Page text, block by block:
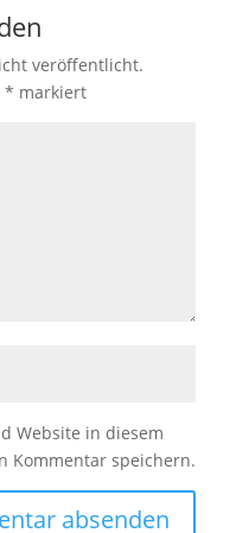
veröffentlicht.
* markiert
Website in diesem
Kommentar speichern.